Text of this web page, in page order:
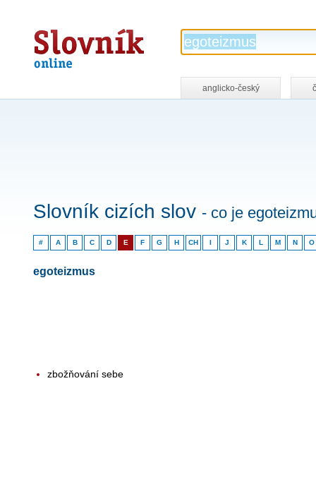
Slovník
online
anglicko-český
Slovník cizích slov - co je
# A B C D E F G H CH I J K L M N O
egoteizmus
zbožňování sebe